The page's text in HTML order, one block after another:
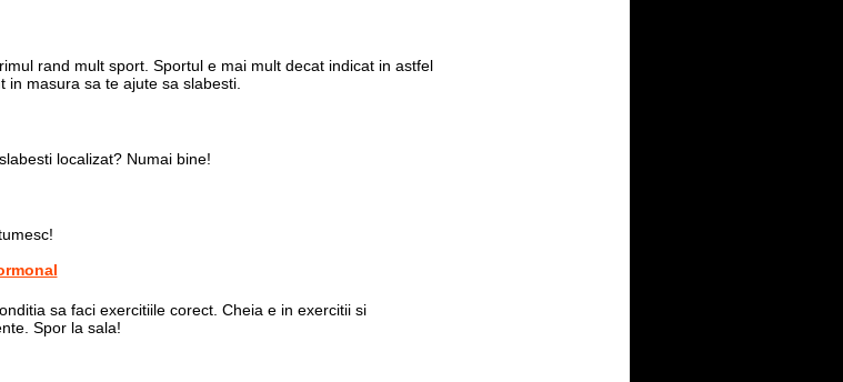
rand mult sport. Sportul e mai mult decat indicat in astfel
masura sa te ajute sa slabesti.
localizat? Numai bine!
sa faci exercitiile corect. Cheia e in exercitii si
Spor la sala!